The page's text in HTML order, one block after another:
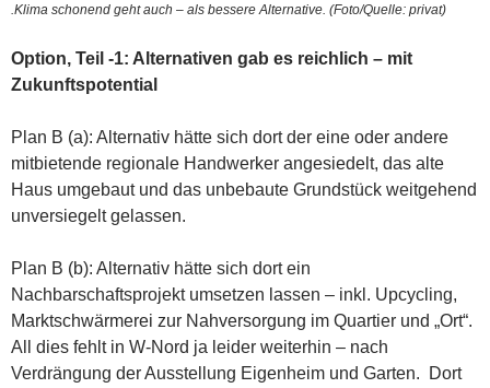
.Klima schonend geht auch – als bessere Alternative. (Foto/Quelle: privat)
Option, Teil -1: Alternativen gab es reichlich – mit
Zukunftspotential
Plan B (a): Alternativ hätte sich dort der eine oder andere
mitbietende regionale Handwerker angesiedelt, das alte
Haus umgebaut und das unbebaute Grundstück weitgehend
unversiegelt gelassen.
Plan B (b): Alternativ hätte sich dort ein
Nachbarschaftsprojekt umsetzen lassen – inkl. Upcycling,
Marktschwärmerei zur Nahversorgung im Quartier und „Ort“.
All dies fehlt in W-Nord ja leider weiterhin – nach
Verdrängung der Ausstellung Eigenheim und Garten. Dort